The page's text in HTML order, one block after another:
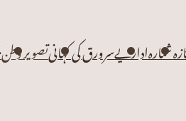
شمارہاداریےسرورق کی کہانیتصویر وطن